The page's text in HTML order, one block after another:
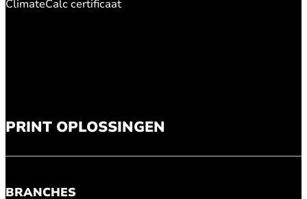
PRINT OPLOSSINGEN
BRANCHES
ClimateCalc certificaat